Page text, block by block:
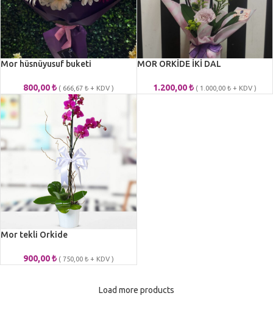
Mor hüsnüyusuf buketi
800,00₺ ( 666,67 ₺+ KDV )
MOR ORKİDE İKİ DAL
1.200,00₺ ( 1.000,00 ₺+ KDV )
Mor tekli Orkide
900,00₺ ( 750,00 ₺+ KDV )
Load more products